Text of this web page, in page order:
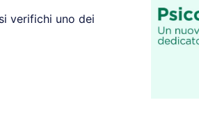
verifichi uno dei